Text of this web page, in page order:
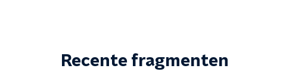
Recente fragmenten